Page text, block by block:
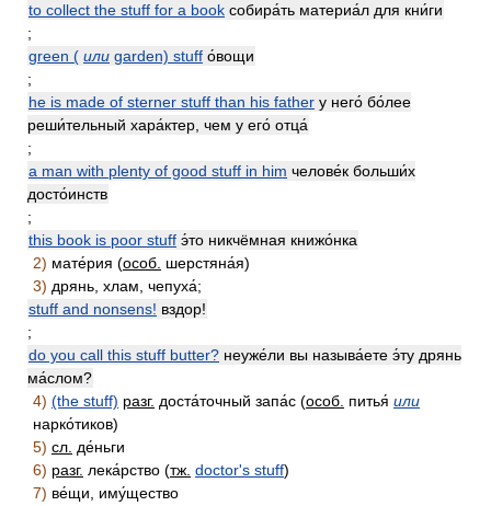
to collect the stuff for a book собира́ть материа́л для кни́ги
;
green ( или garden) stuff о́вощи
;
he is made of sterner stuff than his father у него́ бо́лее
реши́тельный хара́ктер, чем у его́ отца́
;
a man with plenty of good stuff in him челове́к больши́х
досто́инств
;
this book is poor stuff э́то никчёмная книжо́нка
2) мате́рия (особ. шерстяна́я)
3) дрянь, хлам, чепуха́;
stuff and nonsens! вздор!
;
do you call this stuff butter? неуже́ли вы называ́ете э́ту дрянь
ма́слом?
4) (the stuff) разг. доста́точный запа́с (особ. питья́ или
нарко́тиков)
5) сл. де́ньги
6) разг. лека́рство (тж. doctor's stuff)
7) ве́щи, иму́щество